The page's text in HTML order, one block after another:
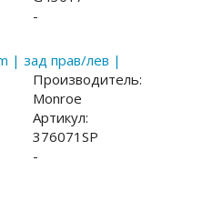
-
| зад прав/лев |
Производитель:
Monroe
Артикул:
376071SP
-